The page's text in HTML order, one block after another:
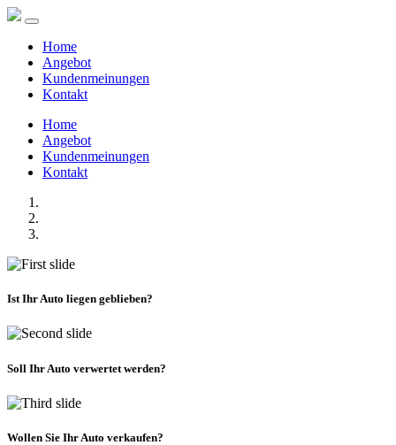
Home
Angebot
Kundenmeinungen
Kontakt
Home
Angebot
Kundenmeinungen
Kontakt
Ist Ihr Auto liegen geblieben?
Soll Ihr Auto verwertet werden?
Wollen Sie Ihr Auto verkaufen?